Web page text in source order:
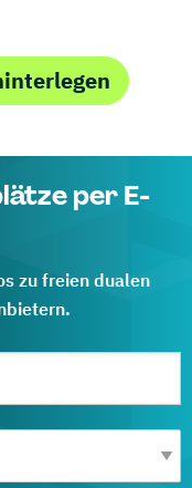
per E-
zu freien dualen